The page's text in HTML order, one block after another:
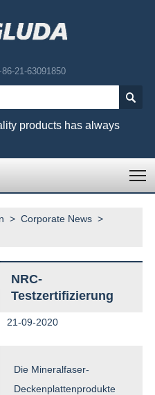
21-63091850

products has always
> Corporate News >
NRC-
Testzertifizierung
21-09-2020
Die Mineralfaser-
Deckenplattenprodukte